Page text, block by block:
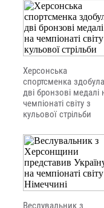
Херсонська
спортсменка здобула
дві бронзові медалі
чемпіонаті світу з
кульової стрільби
Веслувальник з